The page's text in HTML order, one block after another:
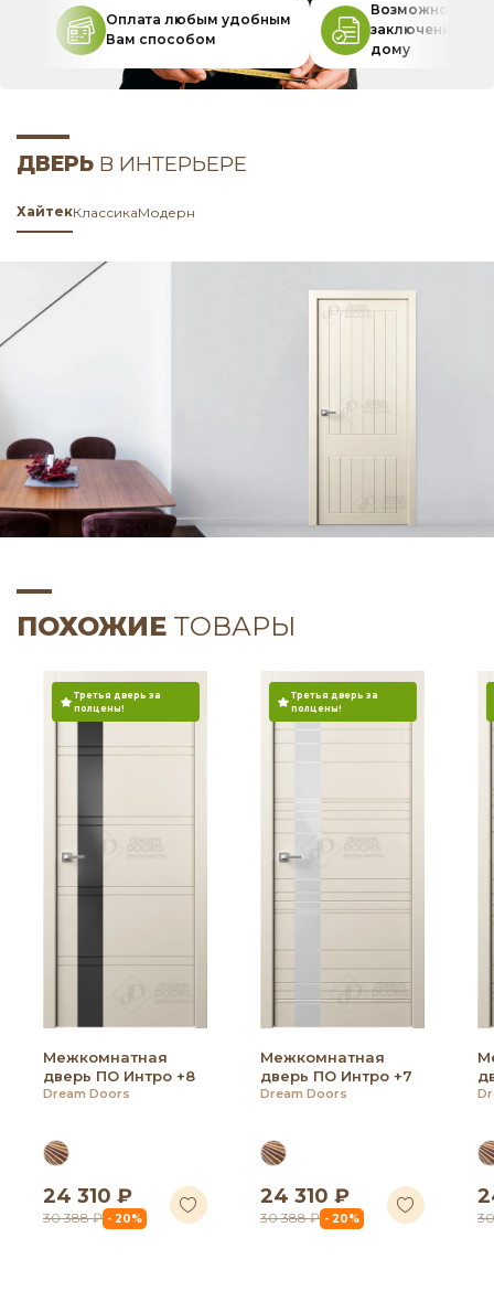
Оплата любым удобным
Вам способом
Возможность
заключения
дому
ДВЕРЬ В ИНТЕРЬЕРЕ
ХайтекКлассикаМодерн
ПОХОЖИЕ ТОВАРЫ
Третья дверь за
полцены!
Межкомнатная
дверь ПО Интро +8
Dream Doors
24 310 ₽
30 388 ₽ - 20%
Третья дверь за
полцены!
Межкомнатная
дверь ПО Интро +7
Dream Doors
24 310 ₽
30 388 ₽ - 20%